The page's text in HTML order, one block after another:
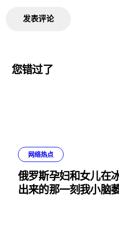
您错过了
网络热点
俄罗斯孕妇和女儿在
出来的那一刻我小脑